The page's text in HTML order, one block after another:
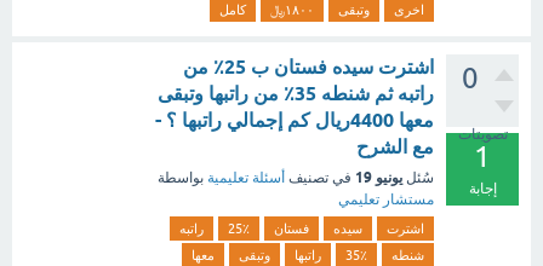
اخرى
وتبقى ١٨٠٠﷼ كامل
0
تصويتات
1
إجابة
اشترت سيده فستان ب 25٪ من
راتبه ثم شنطه 35٪ من راتبها وتبقى
معها 4400ريال كم إجمالي راتبها ؟ -
مع الشرح
سُئل يونيو 19 في تصنيف أسئلة تعليمية بواسطة
مستشار تعليمي
اشترت سيده فستان 25٪
راتبه
شنطه
35٪ راتبها وتبقى
معها